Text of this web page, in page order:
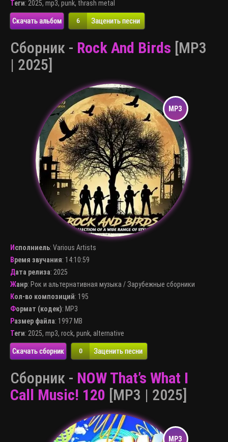
Теги: 2025, mp3, punk, thrash metal
Скачать альбом 6 Заценить песни
Сборник - Rock And Birds [MP3
| 2025]
Исполниель: Various Artists
Время звучания: 14:10:59
Дата релиза: 2025
Жанр: Рок и альтернативная музыка / Зарубежные сборники
Кол-во композиций: 195
Формат (кодек): MP3
Размер файла: 1997 MB
Теги: 2025, mp3, rock, punk, alternative
Скачать сборник 0 Заценить песни
Сборник - NOW That’s What I
Call Music! 120 [MP3 | 2025]